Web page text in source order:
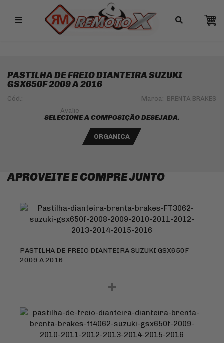
Remotox
10% OFF NO PIX
PASTILHA DE FREIO DIANTEIRA SUZUKI
GSX650F 2009 A 2016
Cód.: Marca: BRENTA BRAKES
SELECIONE A COMPOSIÇÃO DESEJADA.
ORGANICA
APROVEITE E COMPRE JUNTO
PASTILHA DE FREIO DIANTEIRA SUZUKI GSX650F
2009 A 2016
+